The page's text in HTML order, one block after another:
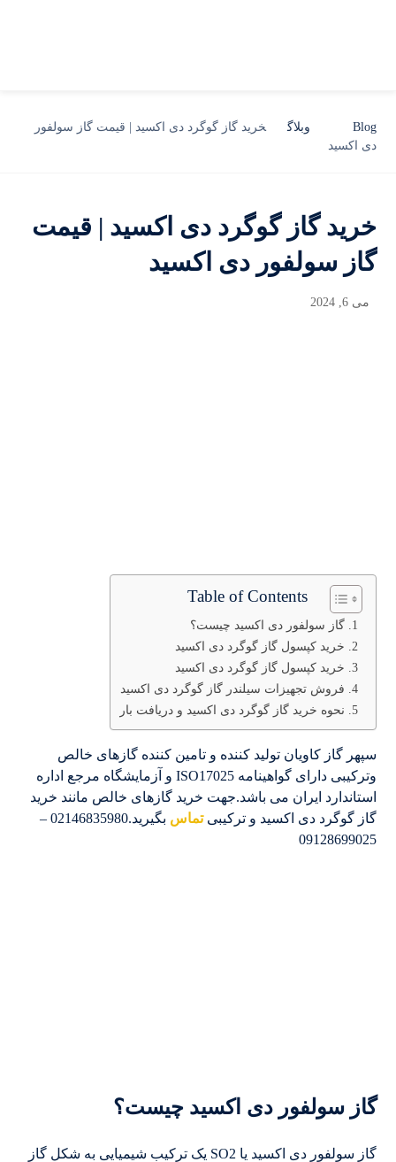
Blog وبلاگ
خرید گاز گوگرد دی اکسید | قیمت گاز سولفور
دی اکسید
خرید گاز گوگرد دی اکسید | قیمت
گاز سولفور دی اکسید
می 6, 2024
Table of Contents
گاز سولفور دی اکسید چیست؟
خرید کپسول گاز گوگرد دی اکسید
خرید کپسول گاز گوگرد دی اکسید
فروش تجهیزات سیلندر گاز گوگرد دی اکسید
نحوه خرید گاز گوگرد دی اکسید و دریافت بار
سپهر گاز کاویان تولید کننده و تامین کننده گازهای خالص
وترکیبی دارای گواهینامه ISO17025 و آزمایشگاه مرجع اداره
استاندارد ایران می باشد.جهت خرید گازهای خالص مانند خرید
گاز گوگرد دی اکسید و ترکیبیتماس
بگیرید.02146835980 –
09128699025
گاز سولفور دی اکسید چیست؟
گاز سولفور دی اکسید یا SO2 یک ترکیب شیمیایی به شکل گاز